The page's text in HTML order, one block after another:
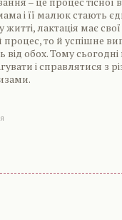
і її малюк стають
лактація має
процес, то й успішне
від обох. Тому
і справлятися з